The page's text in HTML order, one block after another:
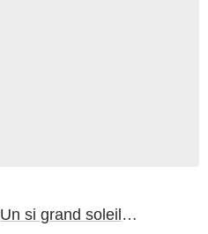
Un si grand soleil…